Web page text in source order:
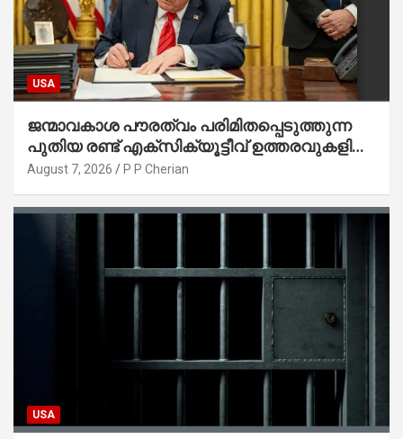
USA
ജന്മാവകാശ പൗരത്വം പരിമിതപ്പെടുത്തുന്ന
പുതിയ രണ്ട് എക്സിക്യൂട്ടീവ് ഉത്തരവുകളിൽ
ട്രംപ് ഒപ്പുവെച്ചു
August 7, 2026 P P Cherian
USA